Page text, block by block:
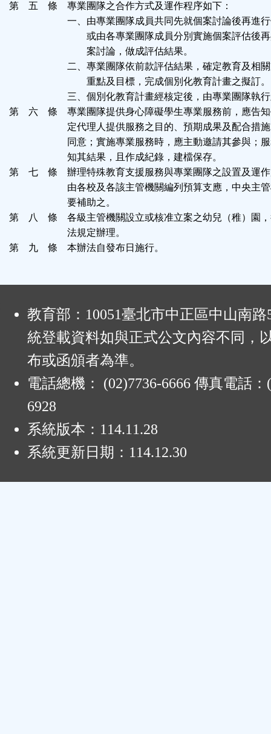
第 五 條 專業團隊之合作方式及運作程序如下：
一、由專業團隊成員共同先就個案討論後再進
或由各專業團隊成員分別實施個案評估後
案討論，做成評估結果。
二、專業團隊依前款評估結果，確定教育及相
重點及目標，完成個別化教育計畫之擬訂。
三、個別化教育計畫經核定後，由專業團隊執
第 六 條 專業團隊提供身心障礙學生專業服務前，應告知
定代理人提供服務之目的、預期成果及配合措
同意；實施專業服務時，應主動邀請其參與；
知其結果，且作成紀錄，建檔保存。
第 七 條 辦理特殊教育支援服務與專業團隊之設置及運作
由各校及各該主管機關編列預算支應，中央主
要補助之。
第 八 條 各級主管機關設立或核准立案之幼兒（稚）園，
法規定辦理。
第 九 條 本辦法自發布日施行。
教育部：10051臺北市中正區中山南
統登載資料如與正式公文內容不同，
布或函頒者為準。
電話總機： (02)7736-6666 傳真電話：
6928
系統版本： 114.11.28
系統更新日期： 114.12.30